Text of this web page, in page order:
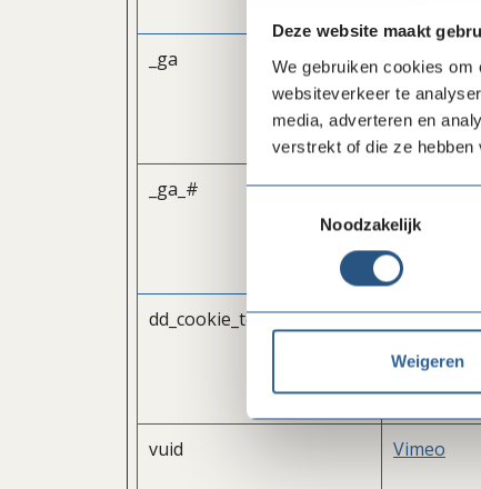
Deze website maakt
We gebruiken cookies om
websiteverkeer te
media, adverteren en
verstrekt of die ze
Noodzakelijk
Weigeren
_ga Google
_ga_# Google
dd_cookie_test_#
vuid Vimeo